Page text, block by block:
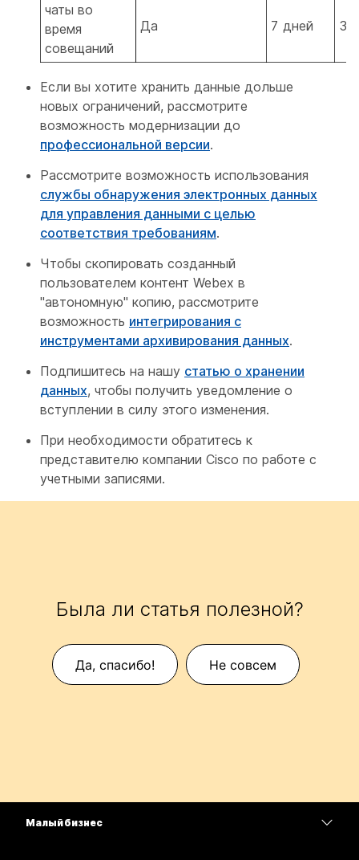
чаты во
время
совещаний
Да 7 дней
Если вы хотите хранить данные дольше
новых ограничений, рассмотрите
возможность модернизации до
профессиональной версии.
Рассмотрите возможность использования
службы обнаружения электронных данных
для управления данными с целью
соответствия требованиям.
Чтобы скопировать созданный
пользователем контент Webex в
"автономную" копию, рассмотрите
возможность интегрирования с
инструментами архивирования данных.
Подпишитесь на нашу статью о хранении
данных, чтобы получить уведомление о
вступлении в силу этого изменения.
При необходимости обратитесь к
представителю компании Cisco по работе с
учетными записями.
Была ли статья полезной?
Да, спасибо! Не совсем
Малый бизнес